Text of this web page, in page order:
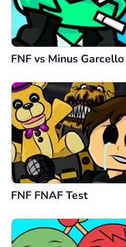
FNF vs Minus Garcello
FNF FNAF Test